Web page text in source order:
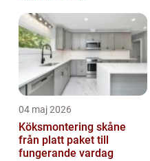
04 maj 2026
Köksmontering skåne
från platt paket till
fungerande vardag